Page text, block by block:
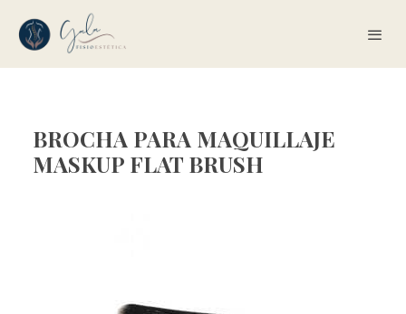
BROCHA PARA MAQUILLAJE
MASKUP FLAT BRUSH